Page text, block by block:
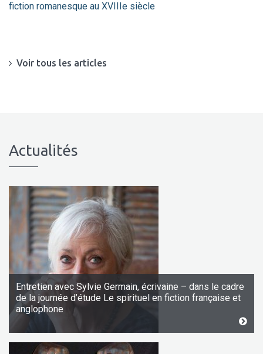
fiction romanesque au XVIIIe siècle
Voir tous les articles
Actualités
Entretien avec Sylvie Germain, écrivaine – dans le cadre
de la journée d’étude Le spirituel en fiction française et
anglophone